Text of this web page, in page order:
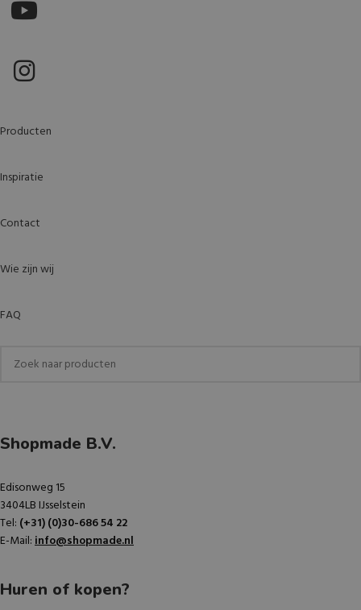
Producten
Inspiratie
Contact
Wie zijn wij
FAQ
Shopmade B.V.
Edisonweg 15
3404LB IJsselstein
Tel: (+31) (0)30-686 54 22
E-Mail:info@shopmade.nl
Huren of kopen?